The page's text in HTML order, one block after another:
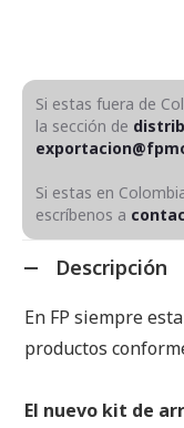
Si estas fuera de
la sección de
Si estas en
escríbenos a
Descripción
En FP siempre
productos
El nuevo kit de